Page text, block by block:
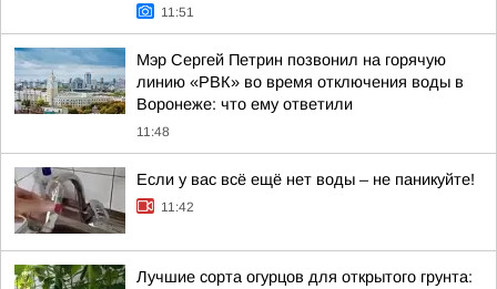
11:51
Мэр Сергей Петрин позвонил на горячую
линию «РВК» во время отключения воды в
Воронеже: что ему ответили
11:48
Если у вас всё ещё нет воды – не паникуйте!
11:42
Лучшие сорта огурцов для открытого грунта: